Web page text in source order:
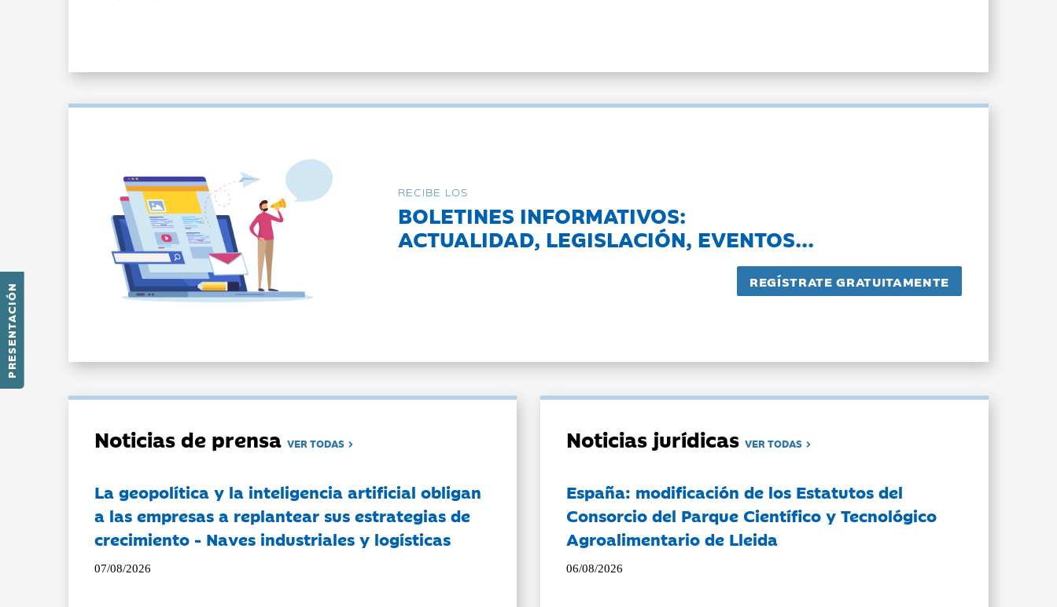
PRESENTACIÓN
RECIBE LOS
BOLETINES INFORMATIVOS:
ACTUALIDAD, LEGISLACIÓN, EVENTOS...
Noticias de prensaVER TODAS
La geopolítica y la inteligencia artificial obligan
a las empresas a replantear sus estrategias de
crecimiento - Naves industriales y logísticas
07/08/2026
Noticias jurídicasVER TODAS
España: modificación de los Estatutos del
Consorcio del Parque Científico y Tecnológico
Agroalimentario de Lleida
06/08/2026